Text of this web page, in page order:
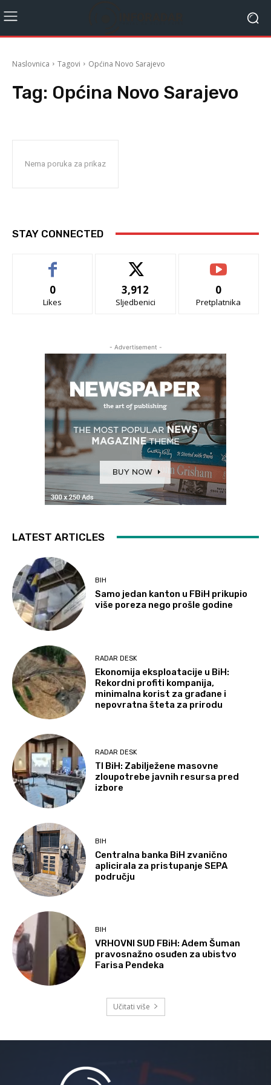
Naslovnica Tagovi Općina Novo Sarajevo
Tag: Općina Novo Sarajevo
Nema poruka za prikaz
STAY CONNECTED
0
Likes
3,912
Sljedbenici
0
Pretplatnika
- Advertisement -
LATEST ARTICLES
BIH
Samo jedan kanton u FBiH prikupio
više poreza nego prošle godine
RADAR DESK
Ekonomija eksploatacije u BiH:
Rekordni profiti kompanija,
minimalna korist za građane i
nepovratna šteta za prirodu
RADAR DESK
TI BiH: Zabilježene masovne
zloupotrebe javnih resursa pred
izbore
BIH
Centralna banka BiH zvanično
aplicirala za pristupanje SEPA
području
BIH
VRHOVNI SUD FBiH: Adem Šuman
pravosnažno osuđen za ubistvo
Farisa Pendeka
Učitati više